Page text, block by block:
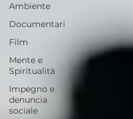
Ambiente
Documentari
Film
Mente e
Spiritualità
Impegno e
denuncia
sociale